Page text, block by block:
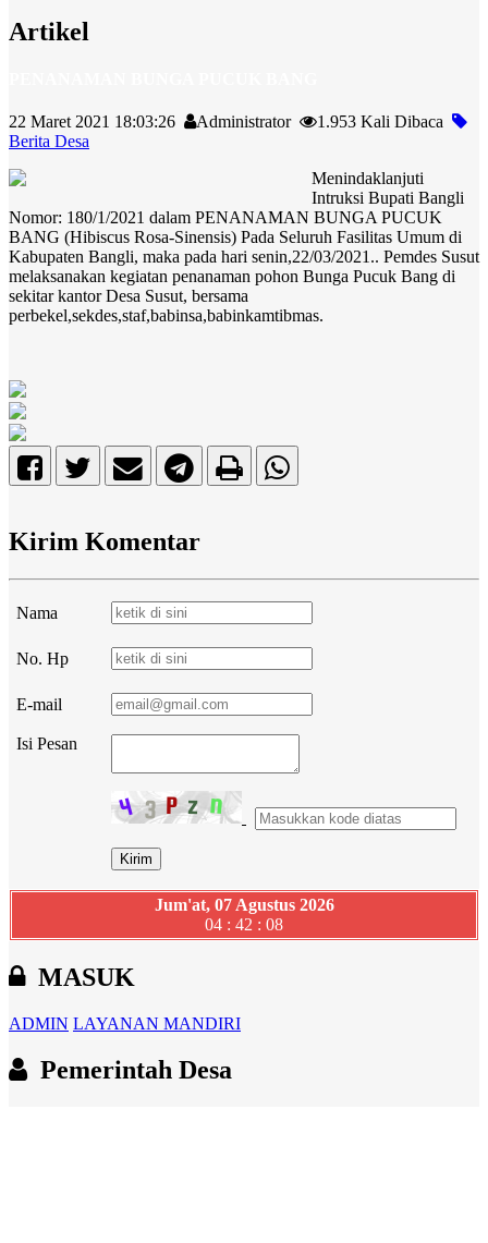
Artikel
22 Maret 2021 18:03:26 Administrator
1.953 Kali Dibaca
Berita Desa
Menindaklanjuti
Intruksi Bupati Bangli
Nomor: 180/1/2021 dalam PENANAMAN BUNGA PUCUK
BANG (Hibiscus Rosa-Sinensis) Pada Seluruh Fasilitas Umum di
Kabupaten Bangli, maka pada hari senin,22/03/2021.. Pemdes Susut
melaksanakan kegiatan penanaman pohon Bunga Pucuk Bang di
sekitar kantor Desa Susut, bersama
perbekel,sekdes,staf,babinsa,babinkamtibmas.
Kirim Komentar
Nama
No. Hp
E-mail
Isi Pesan
Jum'at, 07 Agustus 2026
04 : 42 : 09
MASUK
ADMIN LAYANAN MANDIRI
Pemerintah Desa